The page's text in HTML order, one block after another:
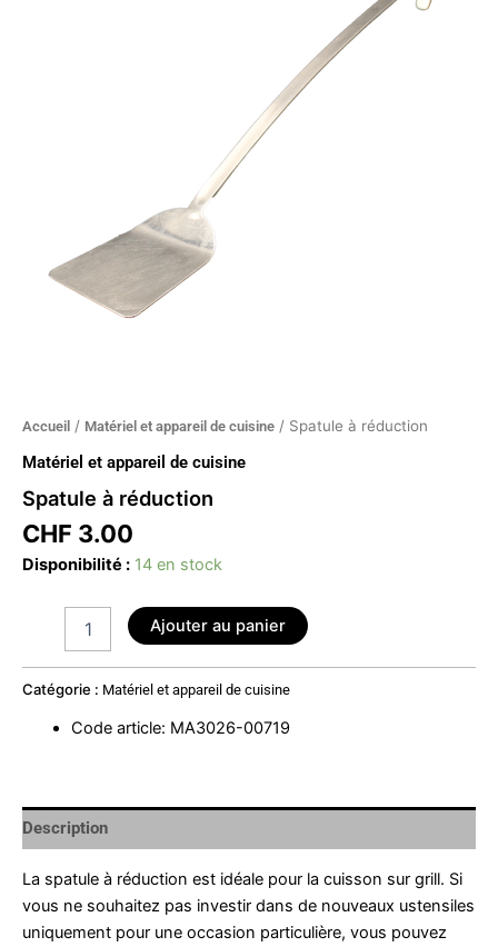
Accueil / Matériel et appareil de cuisine / Spatule à réduction
Matériel et appareil de cuisine
Spatule à réduction
CHF 3.00
Disponibilité : 14 en stock
Ajouter au panier
Catégorie : Matériel et appareil de cuisine
Code article: MA3026-00719
Description
La spatule à réduction est idéale pour la cuisson sur grill. Si
vous ne souhaitez pas investir dans de nouveaux ustensiles
uniquement pour une occasion particulière, vous pouvez